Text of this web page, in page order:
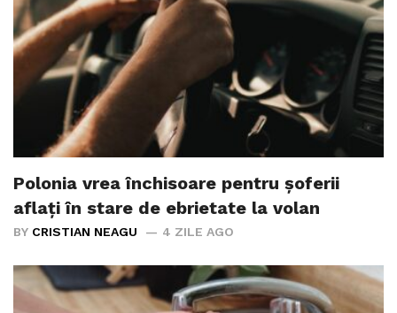
Polonia vrea închisoare pentru șoferii
aflați în stare de ebrietate la volan
BY CRISTIAN NEAGU 4 ZILE AGO